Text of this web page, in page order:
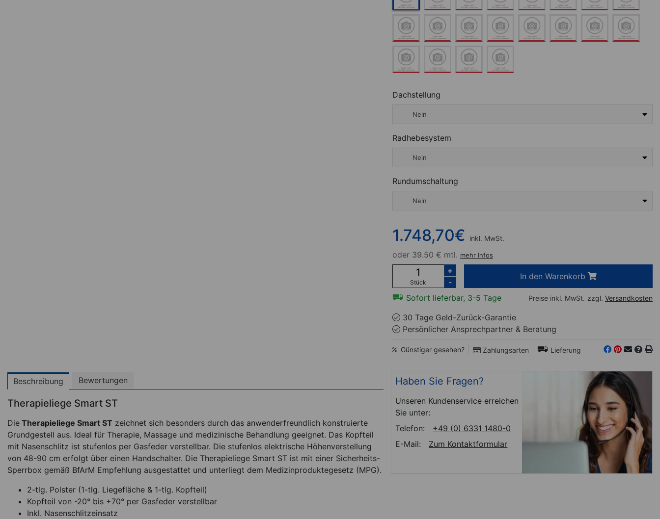
Dachstellung
Nein
Radhebesystem
Nein
Rundumschaltung
Nein
1.748,70€ inkl. MwSt.
oder 39.50 € mtl. mehr Infos
Stück
+
-
In den Warenkorb
Sofort lieferbar, 3-5 Tage Preise inkl. MwSt. zzgl. Versandkosten
30 Tage Geld-Zurück-Garantie
Persönlicher Ansprechpartner & Beratung
Günstiger gesehen? Zahlungsarten Lieferung
Beschreibung Bewertungen
Therapieliege Smart ST
Die Therapieliege Smart ST zeichnet sich besonders durch das anwenderfreundlich konstruierte
Grundgestell aus. Ideal für Therapie, Massage und medizinische Behandlung geeignet. Das Kopfteil
mit Nasenschlitz ist stufenlos per Gasfeder verstellbar. Die stufenlos elektrische Höhenverstellung
von 48-90 cm erfolgt über einen Handschalter. Die Therapieliege Smart ST ist mit einer Sicherheits-
Sperrbox gemäß BfArM Empfehlung ausgestattet und unterliegt dem Medizinproduktegesetz (MPG).
2-tlg. Polster (1-tlg. Liegefläche & 1-tlg. Kopfteil)
Kopfteil von -20° bis +70° per Gasfeder verstellbar
Inkl. Nasenschlitzeinsatz
Haben Sie Fragen?
Unseren Kundenservice erreichen
Sie unter:
Telefon:
+49 (0) 6331 1480-0
E-Mail:
Zum Kontaktformular